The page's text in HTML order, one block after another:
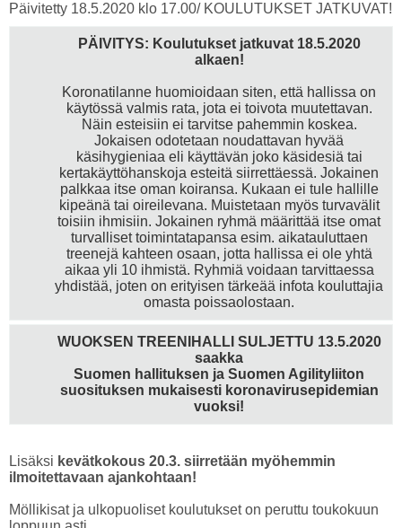
Päivitetty 18.5.2020 klo 17.00/ KOULUTUKSET JATKUVAT!
PÄIVITYS: Koulutukset jatkuvat 18.5.2020
alkaen!
Koronatilanne huomioidaan siten, että hallissa on
käytössä valmis rata, jota ei toivota muutettavan.
Näin esteisiin ei tarvitse pahemmin koskea.
Jokaisen odotetaan noudattavan hyvää
käsihygieniaa eli käyttävän joko käsidesiä tai
kertakäyttöhanskoja esteitä siirrettäessä. Jokainen
palkkaa itse oman koiransa. Kukaan ei tule hallille
kipeänä tai oireilevana. Muistetaan myös turvavälit
toisiin ihmisiin. Jokainen ryhmä määrittää itse omat
turvalliset toimintatapansa esim. aikatauluttaen
treenejä kahteen osaan, jotta hallissa ei ole yhtä
aikaa yli 10 ihmistä. Ryhmiä voidaan tarvittaessa
yhdistää, joten on erityisen tärkeää infota kouluttajia
omasta poissaolostaan.
WUOKSEN TREENIHALLI SULJETTU 13.5.2020
saakka
Suomen hallituksen ja Suomen Agilityliiton
suosituksen mukaisesti koronavirusepidemian
vuoksi!
Lisäksi kevätkokous 20.3. siirretään myöhemmin
ilmoitettavaan ajankohtaan!
Möllikisat ja ulkopuoliset koulutukset on peruttu toukokuun